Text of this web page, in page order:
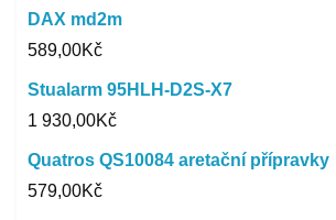
DAX md2m
589,00Kč
Stualarm 95HLH-D2S-X7
1 930,00Kč
Quatros QS10084 aretační přípravky
579,00Kč